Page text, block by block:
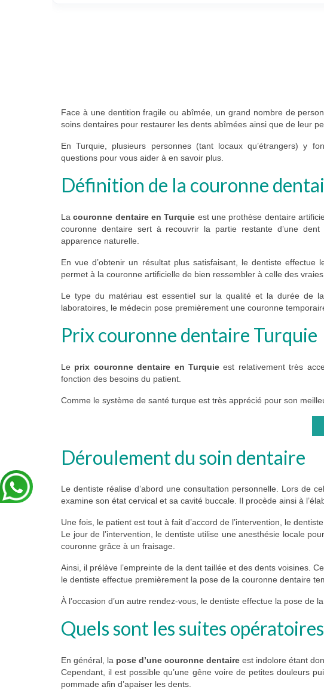
Face à une dentition fragile ou abîmée, un grand nombre de
soins dentaires pour restaurer les dents abîmées ainsi que de leur
En Turquie, plusieurs personnes (tant locaux qu’étrangers) y
questions pour vous aider à en savoir plus.
Définition de la couronne
Lacouronne dentaire en Turquie est une prothèse dentaire
couronne dentaire sert à recouvrir la partie restante d’une
apparence naturelle.
En vue d’obtenir un résultat plus satisfaisant, le dentiste
permet à la couronne artificielle de bien ressembler à celle des vraies
Le type du matériau est essentiel sur la qualité et la durée de
laboratoires, le médecin pose premièrement une couronne
Prix couronne dentaire Turquie
Le prix couronne dentaire en Turquie est relativement très
fonction des besoins du patient.
Comme le système de santé turque est très apprécié pour son
Déroulement du soin dentaire
Le dentiste réalise d’abord une consultation personnelle. Lors de
examine son état cervical et sa cavité buccale. Il procède ainsi à
Une fois, le patient est tout à fait d’accord de l’intervention, le
Le jour de l’intervention, le dentiste utilise une anesthésie locale
couronne grâce à un fraisage.
Ainsi, il prélève l’empreinte de la dent taillée et des dents voisines.
le dentiste effectue premièrement la pose de la couronne dentaire
À l’occasion d’un autre rendez-vous, le dentiste effectue la pose de
Quels sont les suites
En général, la pose d’une couronne dentaire est indolore étant
Cependant, il est possible qu’une gêne voire de petites douleurs
pommade afin d’apaiser les dents.